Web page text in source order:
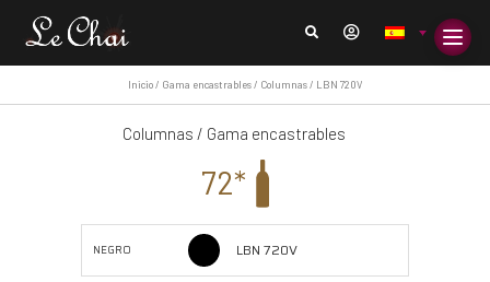
Inicio/ Gama encastrables/ Columnas/ LBN 720V
Columnas / Gama encastrables
72*
NEGRO LBN 720V